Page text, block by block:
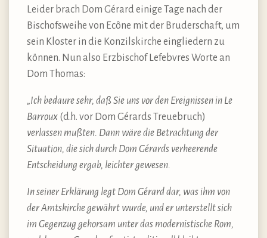
Leider brach Dom Gérard einige Tage nach der
Bischofsweihe von Ecône mit der Bruderschaft, um
sein Kloster in die Konzilskirche eingliedern zu
können. Nun also Erzbischof Lefebvres Worte an
Dom Thomas:
„Ich bedaure sehr, daß Sie uns vor den Ereignissen in Le
Barroux (d.h. vor Dom Gérards Treuebruch)
verlassen mußten. Dann wäre die Betrachtung der
Situation, die sich durch Dom Gérards verheerende
Entscheidung ergab, leichter gewesen.
In seiner Erklärung legt Dom Gérard dar, was ihm von
der Amtskirche gewährt wurde, und er unterstellt sich
im Gegenzug gehorsam unter das modernistische Rom,